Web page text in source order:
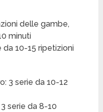
delle gambe,
minuti
da 10-15 ripetizioni
3 serie da 10-12
serie da 8-10